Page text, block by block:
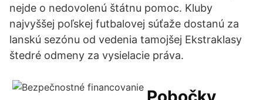
nejde o nedovolenú štátnu pomoc. Kluby
najvyššej poľskej futbalovej súťaže dostanú za
lanskú sezónu od vedenia tamojšej Ekstraklasy
štedré odmeny za vysielacie práva.